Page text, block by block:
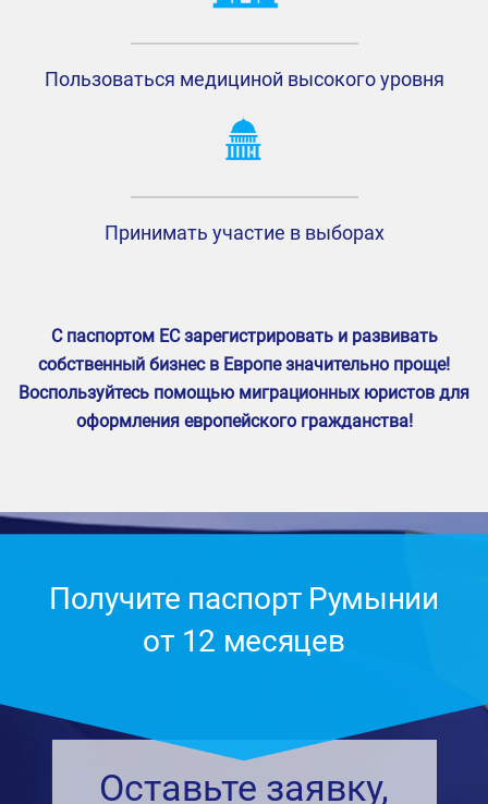
Пользоваться медициной высокого уровня
Принимать участие в выборах
С паспортом ЕС зарегистрировать и развивать
собственный бизнес в Европе значительно проще!
Воспользуйтесь помощью миграционных юристов для
оформления европейского гражданства!
Получите паспорт Румынии
от 12 месяцев
Оставьте заявку,